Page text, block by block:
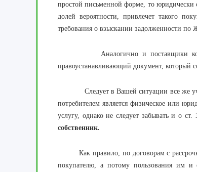
простой письменной форме, то юридически
долей вероятности, привлечет такого
требования о взыскании задолженности по
Аналогично и поставщики
правоустанавливающий документ,
Следует в Вашей ситуации все же
потребителем является физическое или
услугу, однако не следует забывать и о
собственник.
Как правило, по договорам с
покупателю, а потому пользования им и